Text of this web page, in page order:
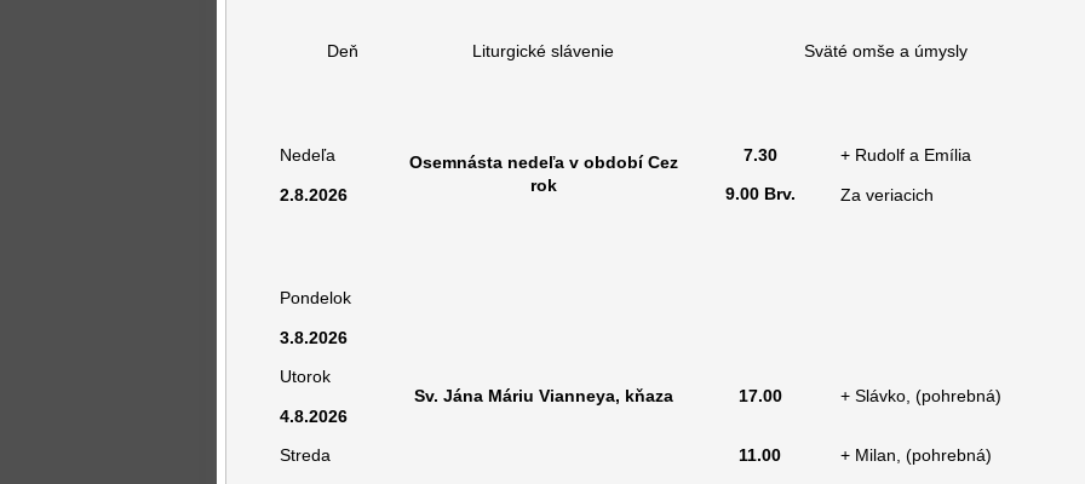
Deň Liturgické slávenie Sväté omše a úmysly
Nedeľa
2.8.2026
Osemnásta nedeľa v období Cez
rok
7.30
9.00 Brv.
+ Rudolf a Emília
Za veriacich
Pondelok
3.8.2026
Utorok
4.8.2026
Sv. Jána Máriu Vianneya, kňaza 17.00 + Slávko, (pohrebná)
Streda 11.00 + Milan, (pohrebná)